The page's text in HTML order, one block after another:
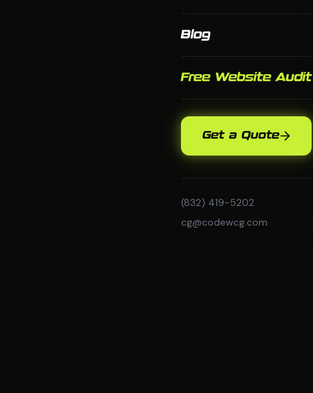
Blog
Free Website Audit
Get a Quote
(832) 419-5202
cg@codewcg.com